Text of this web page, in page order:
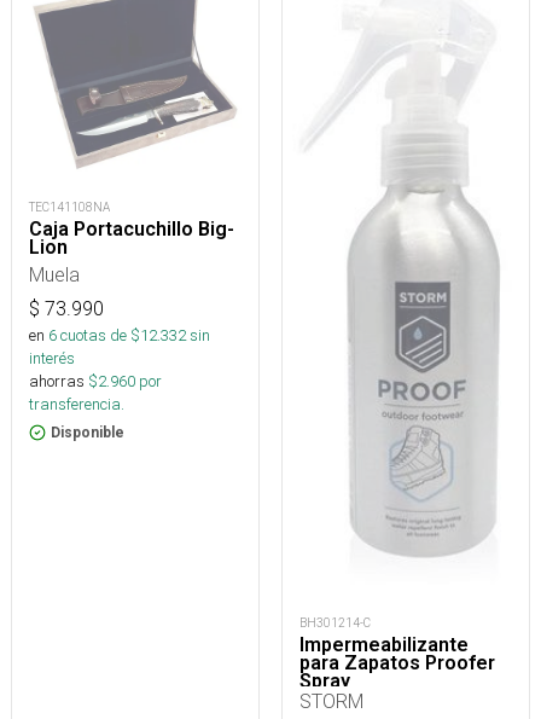
TEC141108NA
Caja Portacuchillo Big-
Lion
Muela
$ 73.990
en 6cuotas de $12.332sin
interés
ahorras $2.960 por
transferencia.
Disponible
BH301214-C
Impermeabilizante
para Zapatos Proofer
Spray
STORM